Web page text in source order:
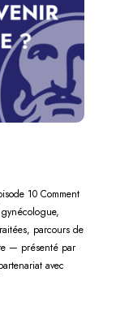
10 Comment
parcours de
— présenté par
avec